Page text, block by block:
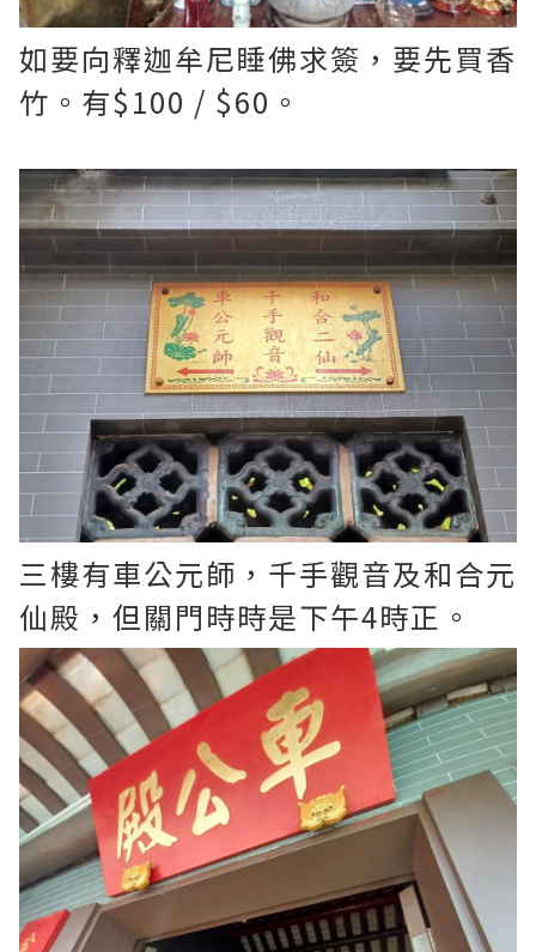
如要向釋迦牟尼睡佛求簽，要先買香
竹。有$100 / $60。
三樓有車公元師，千手觀音及和合元
仙殿，但關門時時是下午4時正。